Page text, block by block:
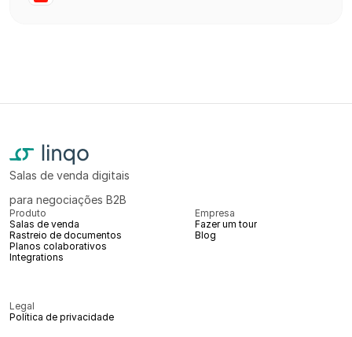
Salas de venda digitais
para negociações B2B
Produto
Salas de venda
Rastreio de documentos
Planos colaborativos
Integrations
Empresa
Fazer um tour
Blog
Legal
Política de privacidade